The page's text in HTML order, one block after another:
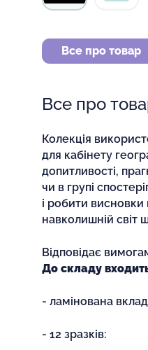
Все про товар
Все про
Колекція
для кабінету
допитливості,
чи в групі
і робити висновки
навколишній світ
Відповідає
До складу
- ламінована
- 12 зразків: